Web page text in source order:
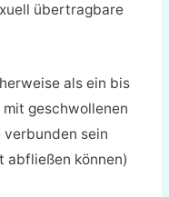
übertragbare
als ein bis
geschwollenen
verbunden sein
abfließen können)